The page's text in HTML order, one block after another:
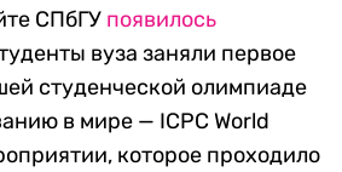
СПбГУ появилось
вуза заняли первое
студенческой олимпиаде
в мире — ICPC World
которое проходило